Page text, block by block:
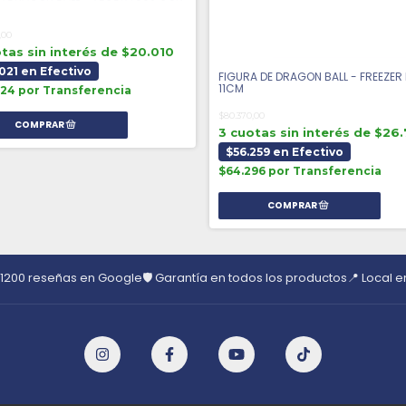
sin interés de $20.010
en Efectivo
por Transferencia
FIGURA DE DRAGON BALL - FREEZER
11CM
$80.370,00
3 cuotas sin interés de
$56.259 en Efectivo
$64.296 por Transferencia
1200 reseñas en Google🛡️ Garantía en todos los productos📍 Local